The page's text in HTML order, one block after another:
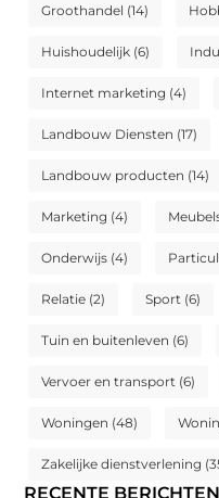
Groothandel (14)
Huishoudelijk (6)
Internet marketing (4)
Landbouw Diensten (17)
Landbouw producten (14)
Marketing (4)
Onderwijs (4)
Relatie (2) Sport (6)
Tuin en buitenleven (6)
Vervoer en transport (6)
Woningen (48)
Zakelijke dienstverlening
RECENTE BERICHTEN